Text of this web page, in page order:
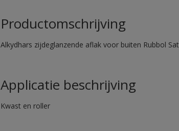
Productomschrijving
Alkydhars zijdeglanzende aflak voor buiten Rubbol
Applicatie beschrijving
Kwast en roller